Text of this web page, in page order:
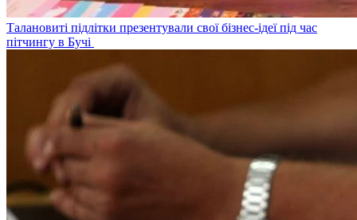
Талановиті підлітки презентували свої бізнес-ідеї під час
пітчингу в Бучі